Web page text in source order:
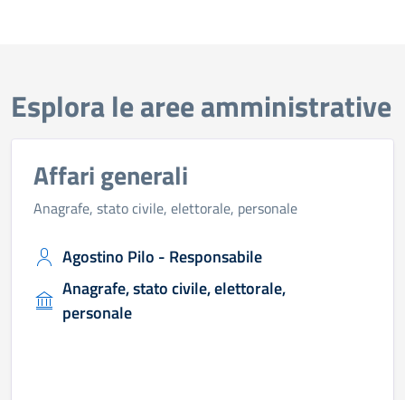
Esplora le aree amministrative
Affari generali
Anagrafe, stato civile, elettorale, personale
Agostino Pilo - Responsabile
Anagrafe, stato civile, elettorale,
personale